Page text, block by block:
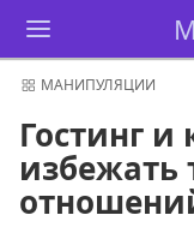
МАНИПУЛЯЦИИ
Гостинг
избежать